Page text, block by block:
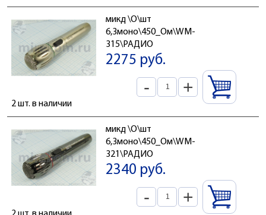
микд \O\шт
6,3моно\450_Ом\WM-
315\РАДИО
2275 руб.
- +
2 шт. в наличии
микд \O\шт
6,3моно\450_Ом\WM-
321\РАДИО
2340 руб.
- +